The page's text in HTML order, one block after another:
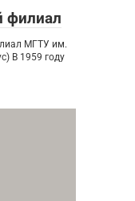
филиал
МГТУ им.
В 1959 году